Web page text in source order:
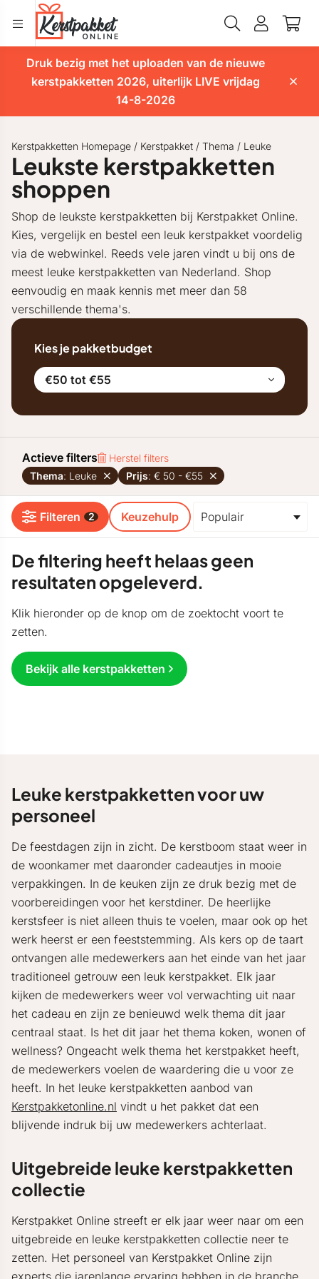
Druk bezig met het uploaden van de nieuwe
kerstpakketten 2026, uiterlijk LIVE vrijdag
14-8-2026
Kerstpakketten Homepage / Kerstpakket / Thema / Leuke
Leukste kerstpakketten
shoppen
Shop de leukste kerstpakketten bij Kerstpakket Online.
Kies, vergelijk en bestel een leuk kerstpakket voordelig
via de webwinkel. Reeds vele jaren vindt u bij ons de
meest leuke kerstpakketten van Nederland. Shop
eenvoudig en maak kennis met meer dan 58
verschillende thema's.
Kies je pakketbudget
€50 tot €55
Actieve filters
Herstel filters
Thema: Leuke Prijs: € 50 - €55
Filteren 2 Keuzehulp
De filtering heeft helaas geen
resultaten opgeleverd.
Klik hieronder op de knop om de zoektocht voort te
zetten.
Bekijk alle kerstpakketten
Leuke kerstpakketten voor uw
personeel
De feestdagen zijn in zicht. De kerstboom staat weer in
de woonkamer met daaronder cadeautjes in mooie
verpakkingen. In de keuken zijn ze druk bezig met de
voorbereidingen voor het kerstdiner. De heerlijke
kerstsfeer is niet alleen thuis te voelen, maar ook op het
werk heerst er een feeststemming. Als kers op de taart
ontvangen alle medewerkers aan het einde van het jaar
traditioneel getrouw een leuk kerstpakket. Elk jaar
kijken de medewerkers weer vol verwachting uit naar
het cadeau en zijn ze benieuwd welk thema dit jaar
centraal staat. Is het dit jaar het thema koken, wonen of
wellness? Ongeacht welk thema het kerstpakket heeft,
de medewerkers voelen de waardering die u voor ze
heeft. In het leuke kerstpakketten aanbod van
Kerstpakketonline.nl vindt u het pakket dat een
blijvende indruk bij uw medewerkers achterlaat.
Uitgebreide leuke kerstpakketten
collectie
Kerstpakket Online streeft er elk jaar weer naar om een
uitgebreide en leuke kerstpakketten collectie neer te
zetten. Het personeel van Kerstpakket Online zijn
experts die jarenlange ervaring hebben in de branche.